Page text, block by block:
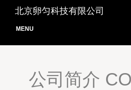
北京卵匀科技有限公司
MENU
公司简介